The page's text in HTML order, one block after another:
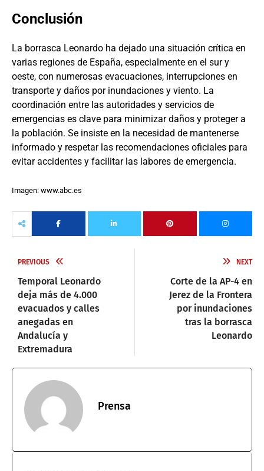
Conclusión
La borrasca Leonardo ha dejado una situación crítica en
varias regiones de España, especialmente en el sur y
oeste, con numerosas evacuaciones, interrupciones en
transporte y daños por inundaciones y viento. La
coordinación entre las autoridades y servicios de
emergencias es clave para minimizar daños y proteger a
la población. Se insiste en la necesidad de mantenerse
informado y respetar las recomendaciones oficiales para
evitar accidentes y facilitar las labores de emergencia.
Imagen: www.abc.es
PREVIOUS
Temporal Leonardo
deja más de 4.000
evacuados y calles
anegadas en
Andalucía y
Extremadura
NEXT
Corte de la AP-4 en
Jerez de la Frontera
por inundaciones
tras la borrasca
Leonardo
Prensa